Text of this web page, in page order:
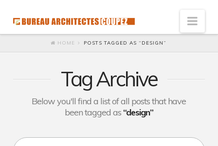
Humaniste : Architecte à l’écoute
Développement durable
HOME POSTS TAGGED AS “DESIGN”
Tag Archive
Below you'll find a list of all posts that have
been tagged as “design”